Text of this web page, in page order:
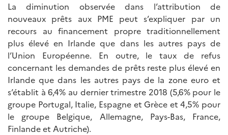
La diminution observée dans l’attribution de
nouveaux prêts aux PME peut s’expliquer par un
recours au financement propre traditionnellement
plus élevé en Irlande que dans les autres pays de
l’Union Européenne. En outre, le taux de refus
concernant les demandes de prêts reste plus élevé en
Irlande que dans les autres pays de la zone euro et
s’établit à 6,4% au dernier trimestre 2018 (5,6% pour le
groupe Portugal, Italie, Espagne et Grèce et 4,5% pour
le groupe Belgique, Allemagne, Pays-Bas, France,
Finlande et Autriche).